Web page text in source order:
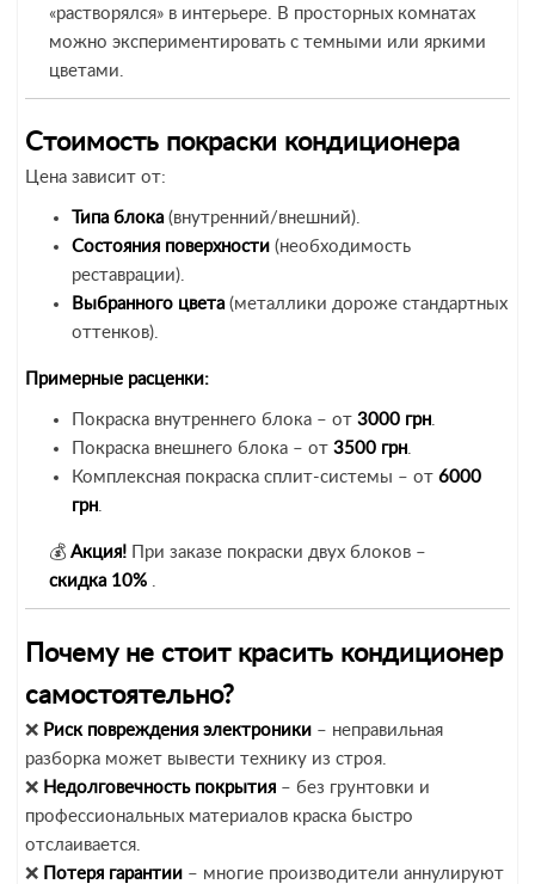
«растворялся» в интерьере. В просторных комнатах
можно экспериментировать с темными или яркими
цветами.
Стоимость покраски кондиционера
Цена зависит от:
Типа блока(внутренний/внешний).
Состояния поверхности (необходимость
реставрации).
Выбранного цвета(металлики дороже стандартных
оттенков).
Примерные расценки:
Покраска внутреннего блока – от 3000 грн.
Покраска внешнего блока – от 3500 грн.
Комплексная покраска сплит-системы – от 6000
грн.
💰 Акция!При заказе покраски двух блоков –
скидка 10%.
Почему не стоит красить кондиционер
самостоятельно?
❌ Риск повреждения электроники – неправильная
разборка может вывести технику из строя.
❌ Недолговечность покрытия – без грунтовки и
профессиональных материалов краска быстро
отслаивается.
❌
Потеря гарантии – многие производители аннулируют